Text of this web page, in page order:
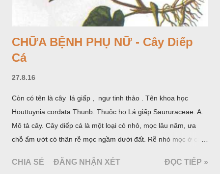
CHỮA BỆNH PHỤ NỮ - Cây Diếp
Cá
27.8.16
Còn có tên là cây lá giấp , ngư tinh thảo . Tên khoa học
Houttuynia cordata Thunb. Thuộc họ Lá giấp Saururaceae. A.
Mô tả cây. Cây diếp cá là một loại cỏ nhỏ, mọc lâu năm, ưa
chỗ ẩm ướt có thân rễ mọc ngầm dưới đất. Rễ nhỏ mọc ở các
cách, hình tim, đầu lá, hơi nhọn hay nhọn hẳn. Hoa nhỏ màu
CHIA SẺ ĐĂNG NHẬN XÉT ĐỌC TIẾP »